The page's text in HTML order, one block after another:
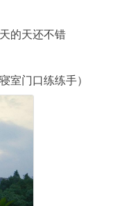
的天还不错
室门口练练手）